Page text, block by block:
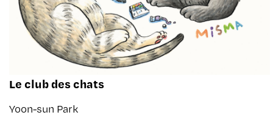
Le club des chats
Yoon-sun Park